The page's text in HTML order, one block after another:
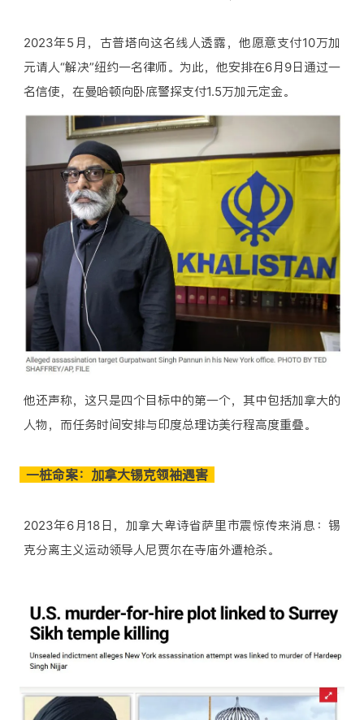
2023年5月，古普塔向这名线人透露，他愿意支付10万加
元请人“解决”纽约一名律师。为此，他安排在6月9日通过一
名信使，在曼哈顿向卧底警探支付1.5万加元定金。
他还声称，这只是四个目标中的第一个，其中包括加拿大的
人物，而任务时间安排与印度总理访美行程高度重叠。
一桩命案：加拿大锡克领袖遇害
2023年6月18日，加拿大卑诗省萨里市震惊传来消息：锡
克分离主义运动领导人尼贾尔在寺庙外遭枪杀。